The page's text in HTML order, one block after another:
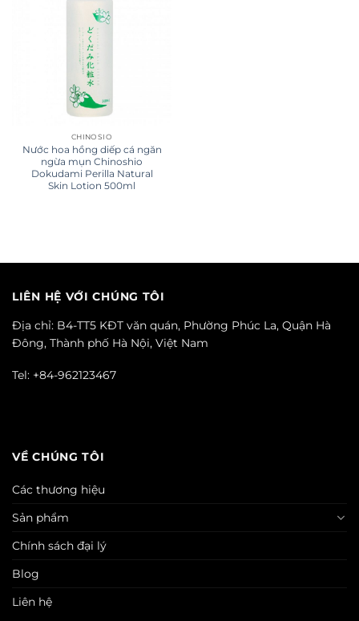
CHINOSIO
Nước hoa hồng diếp cá ngăn
ngừa mụn Chinoshio
Dokudami Perilla Natural
Skin Lotion 500ml
LIÊN HỆ VỚI CHÚNG TÔI
Địa chỉ: B4-TT5 KĐT văn quán, Phường Phúc La, Quận Hà
Đông, Thành phố Hà Nội, Việt Nam
Tel: +84-962123467
VỀ CHÚNG TÔI
Các thương hiệu
Sản phẩm
Chính sách đại lý
Blog
Liên hệ